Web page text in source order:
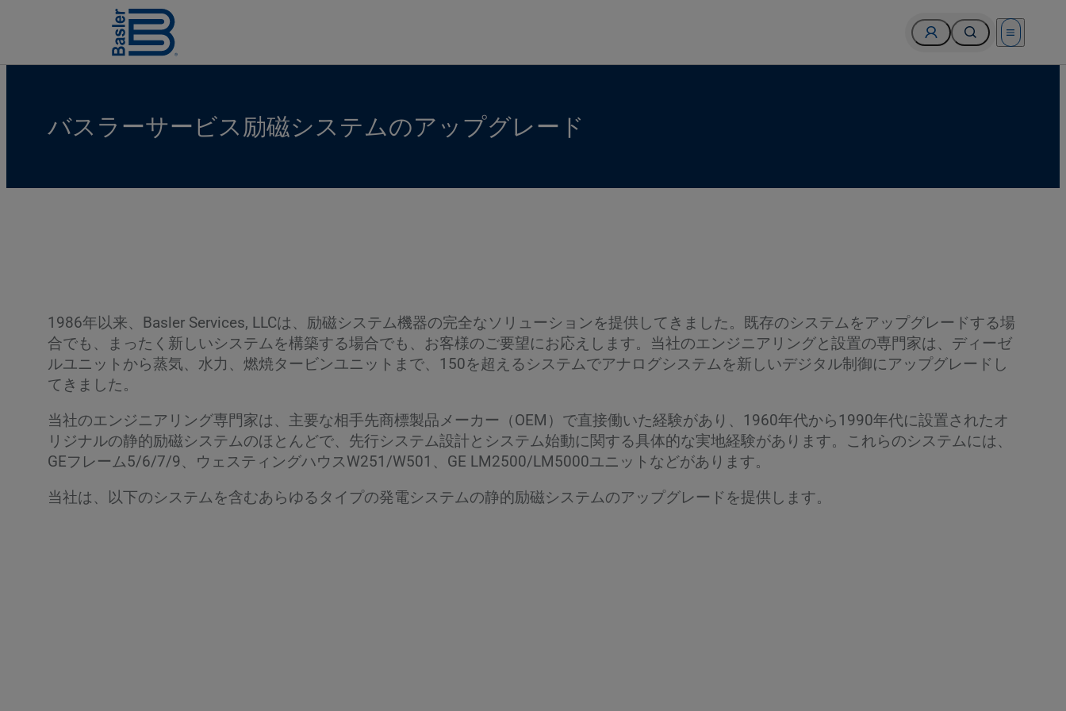
Open menu
バスラーサービス励磁システムのアップグレード
1986年以来、Basler Services, LLCは、励磁システム機器の完全なソリューションを提供してきました。既存のシステムをアップグレードする場
合でも、まったく新しいシステムを構築する場合でも、お客様のご要望にお応えします。当社のエンジニアリングと設置の専門家は、ディーゼ
ルユニットから蒸気、水力、燃焼タービンユニットまで、150を超えるシステムでアナログシステムを新しいデジタル制御にアップグレードし
てきました。
当社のエンジニアリング専門家は、主要な相手先商標製品メーカー（OEM）で直接働いた経験があり、1960年代から1990年代に設置されたオ
リジナルの静的励磁システムのほとんどで、先行システム設計とシステム始動に関する具体的な実地経験があります。これらのシステムには、
GEフレーム5/6/7/9、ウェスティングハウスW251/W501、GE LM2500/LM5000ユニットなどがあります。
当社は、以下のシステムを含むあらゆるタイプの発電システムの静的励磁システムのアップグレードを提供します。